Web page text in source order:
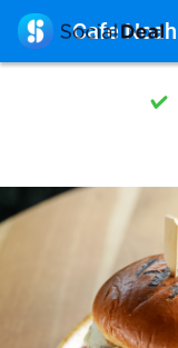
 Cafe Noah